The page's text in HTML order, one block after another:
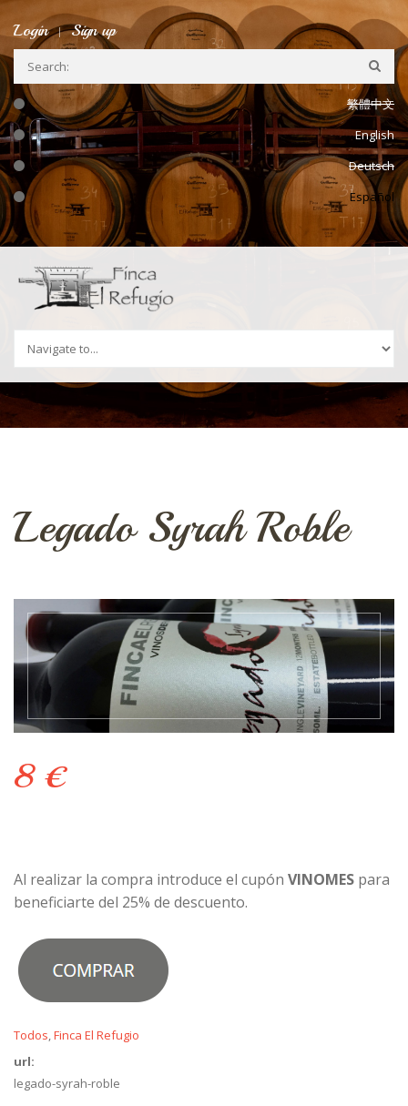
Ir a la navegación
Pasar al contenido principal
Login Sign up
繁體中文
English
Deutsch
Español
Legado Syrah Roble
8 €
Al realizar la compra introduce el cupón VINOMES para
beneficiarte del 25% de descuento.
Todos Finca El Refugio
url:
legado-syrah-roble